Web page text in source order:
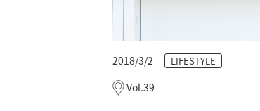
2018/3/2 LIFESTYLE
Vol.39